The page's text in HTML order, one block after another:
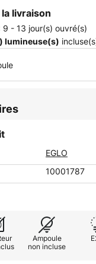
livraison
9 - 13 jour(s) ouvré(s)
lumineuse(s)
EGLO
10001787
Ampoule
non incluse